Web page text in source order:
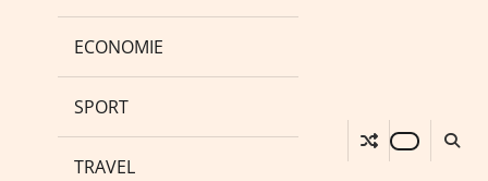
ECONOMIE
SPORT
TRAVEL